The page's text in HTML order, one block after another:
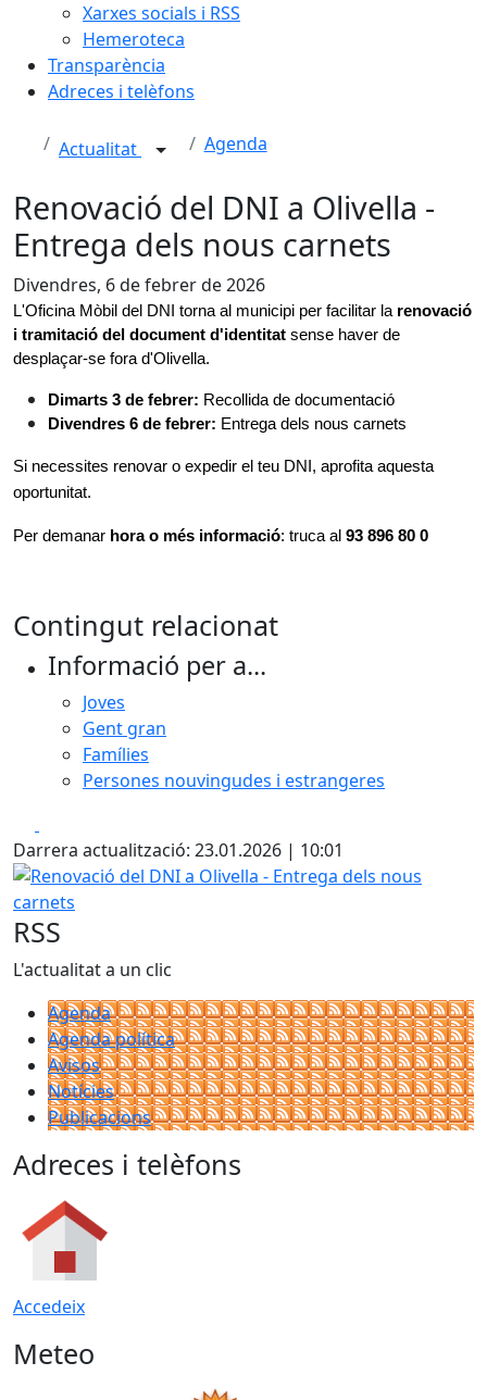
Xarxes socials i RSS
Hemeroteca
Transparència
Adreces i telèfons
Actualitat Agenda
Renovació del DNI a Olivella -
Entrega dels nous carnets
Divendres, 6 de febrer de 2026
L'Oficina Mòbil del DNI torna al municipi per facilitar la renovació
i tramitació del document d'identitat sense haver de
desplaçar-se fora d'Olivella.
Dimarts 3 de febrer: Recollida de documentació
Divendres 6 de febrer: Entrega dels nous carnets
Si necessites renovar o expedir el teu DNI, aprofita aquesta
oportunitat.
Per demanar hora o més informació: truca al 93 896 80 0
Contingut relacionat
Informació per a...
Joves
Gent gran
Famílies
Persones nouvingudes i estrangeres
Darrera actualització: 23.01.2026 | 10:01
Renovació del DNI a Olivella - Entrega dels nous carnets
RSS
L'actualitat a un clic
Agenda
Agenda política
Avisos
Notícies
Publicacions
Adreces i telèfons
Accedeix
Meteo